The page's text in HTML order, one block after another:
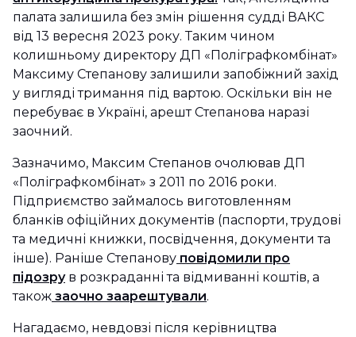
палата залишила без змін рішення судді ВАКС
від 13 вересня 2023 року. Таким чином
колишньому директору ДП «Поліграфкомбінат»
Максиму Степанову залишили запобіжний захід
у вигляді тримання під вартою. Оскільки він не
перебуває в Україні, арешт Степанова наразі
заочний.
Зазначимо, Максим Степанов очолював ДП
«Поліграфкомбінат» з 2011 по 2016 роки.
Підприємство займалось виготовленням
бланків офіційних документів (паспорти, трудові
та медичні книжки, посвідчення, документи та
інше). Раніше Степанову повідомили про
підозрув розкраданні та відмиванні коштів, а
також заочно заарештували.
Нагадаємо, невдовзі після керівництва